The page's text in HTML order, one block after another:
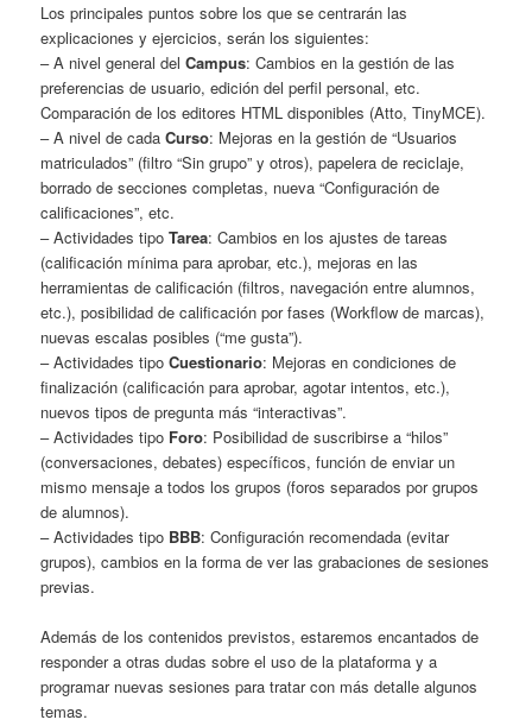
Los principales puntos sobre los que se centrarán las
explicaciones y ejercicios, serán los siguientes:
– A nivel general del Campus: Cambios en la gestión de las
preferencias de usuario, edición del perfil personal, etc.
Comparación de los editores HTML disponibles (Atto, TinyMCE).
– A nivel de cadaCurso: Mejoras en la gestión de “Usuarios
matriculados” (filtro “Sin grupo” y otros), papelera de reciclaje,
borrado de secciones completas, nueva “Configuración de
calificaciones”, etc.
– Actividades tipoTarea: Cambios en los ajustes de tareas
(calificación mínima para aprobar, etc.), mejoras en las
herramientas de calificación (filtros, navegación entre alumnos,
etc.), posibilidad de calificación por fases (Workflow de marcas),
nuevas escalas posibles (“me gusta”).
– Actividades tipoCuestionario: Mejoras en condiciones de
finalización (calificación para aprobar, agotar intentos, etc.),
nuevos tipos de pregunta más “interactivas”.
– Actividades tipo Foro: Posibilidad de suscribirse a “hilos”
(conversaciones, debates) específicos, función de enviar un
mismo mensaje a todos los grupos (foros separados por grupos
de alumnos).
– Actividades tipo BBB: Configuración recomendada (evitar
grupos), cambios en la forma de ver las grabaciones de sesiones
previas.
Además de los contenidos previstos, estaremos encantados de
responder a otras dudas sobre el uso de la plataforma y a
programar nuevas sesiones para tratar con más detalle algunos
temas.